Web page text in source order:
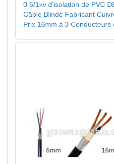
0.6/1kv d'isolation de PVC
Câble Blindé Fabricant
Prix 16mm à 3 Conducteurs